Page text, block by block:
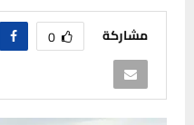
مشاركة 0